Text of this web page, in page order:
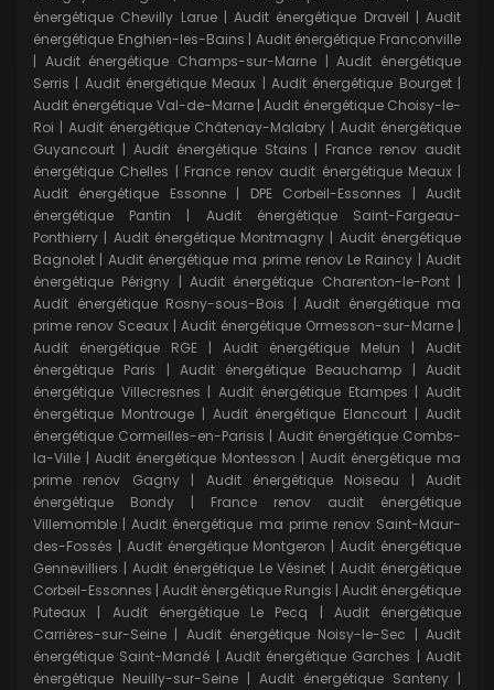
énergétique Chevilly Larue| Audit énergétique Draveil | Audit
énergétique Enghien-les-Bains | Audit énergétique Franconville
| Audit énergétique Champs-sur-Marne |Audit énergétique
Serris | Audit énergétique Meaux |Audit énergétique Bourget|
Audit énergétique Val-de-Marne|Audit énergétique Choisy-le-
Roi | Audit énergétique Châtenay-Malabry |Audit énergétique
Guyancourt | Audit énergétique Stains | France renov audit
énergétique Chelles | France renov audit énergétique Meaux|
Audit énergétique Essonne| DPE Corbeil-Essonnes |Audit
énergétique Pantin | Audit énergétique Saint-Fargeau-
Ponthierry | Audit énergétique Montmagny | Audit énergétique
Bagnolet | Audit énergétique ma prime renov Le Raincy |Audit
énergétique Périgny |Audit énergétique Charenton-le-Pont|
Audit énergétique Rosny-sous-Bois | Audit énergétique ma
prime renov Sceaux | Audit énergétique Ormesson-sur-Marne |
Audit énergétique RGE | Audit énergétique Melun | Audit
énergétique Paris | Audit énergétique Beauchamp |Audit
énergétique Villecresnes | Audit énergétique Etampes |Audit
énergétique Montrouge| Audit énergétique Elancourt |Audit
énergétique Cormeilles-en-Parisis | Audit énergétique Combs-
la-Ville | Audit énergétique Montesson | Audit énergétique ma
prime renov Gagny| Audit énergétique Noiseau | Audit
énergétique Bondy | France renov audit énergétique
Villemomble |Audit énergétique ma prime renov Saint-Maur-
des-Fossés | Audit énergétique Montgeron |Audit énergétique
Gennevilliers | Audit énergétique Le Vésinet |Audit énergétique
Corbeil-Essonnes | Audit énergétique Rungis | Audit énergétique
Puteaux | Audit énergétique Le Pecq | Audit énergétique
Carrières-sur-Seine | Audit énergétique Noisy-le-Sec |Audit
énergétique Saint-Mandé | Audit énergétique Garches |Audit
énergétique Neuilly-sur-Seine | Audit énergétique Santeny |